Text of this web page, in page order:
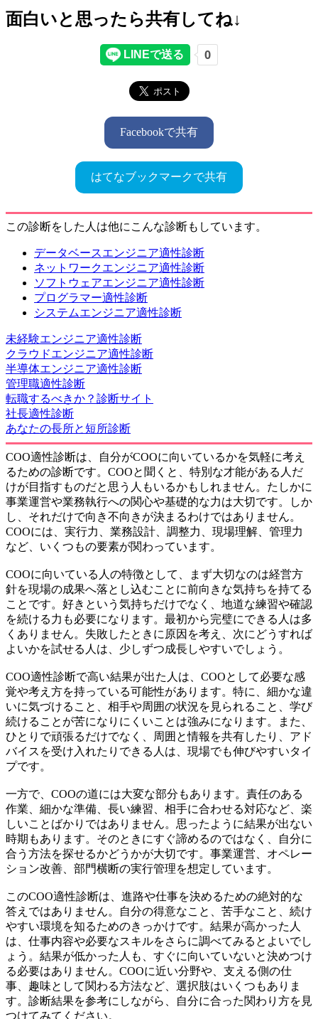
面白いと思ったら共有してね↓
Facebookで共有
はてなブックマークで共有
この診断をした人は他にこんな診断もしています。
データベースエンジニア適性診断
ネットワークエンジニア適性診断
ソフトウェアエンジニア適性診断
プログラマー適性診断
システムエンジニア適性診断
未経験エンジニア適性診断
クラウドエンジニア適性診断
半導体エンジニア適性診断
管理職適性診断
転職するべきか？診断サイト
社長適性診断
あなたの長所と短所診断
COO適性診断は、自分がCOOに向いているかを気軽に考え
るための診断です。COOと聞くと、特別な才能がある人だ
けが目指すものだと思う人もいるかもしれません。たしかに
事業運営や業務執行への関心や基礎的な力は大切です。しか
し、それだけで向き不向きが決まるわけではありません。
COOには、実行力、業務設計、調整力、現場理解、管理力
など、いくつもの要素が関わっています。
COOに向いている人の特徴として、まず大切なのは経営方
針を現場の成果へ落とし込むことに前向きな気持ちを持てる
ことです。好きという気持ちだけでなく、地道な練習や確認
を続ける力も必要になります。最初から完璧にできる人は多
くありません。失敗したときに原因を考え、次にどうすれば
よいかを試せる人は、少しずつ成長しやすいでしょう。
COO適性診断で高い結果が出た人は、COOとして必要な感
覚や考え方を持っている可能性があります。特に、細かな違
いに気づけること、相手や周囲の状況を見られること、学び
続けることが苦になりにくいことは強みになります。また、
ひとりで頑張るだけでなく、周囲と情報を共有したり、アド
バイスを受け入れたりできる人は、現場でも伸びやすいタイ
プです。
一方で、COOの道には大変な部分もあります。責任のある
作業、細かな準備、長い練習、相手に合わせる対応など、楽
しいことばかりではありません。思ったように結果が出ない
時期もあります。そのときにすぐ諦めるのではなく、自分に
合う方法を探せるかどうかが大切です。事業運営、オペレー
ション改善、部門横断の実行管理を想定しています。
このCOO適性診断は、進路や仕事を決めるための絶対的な
答えではありません。自分の得意なこと、苦手なこと、続け
やすい環境を知るためのきっかけです。結果が高かった人
は、仕事内容や必要なスキルをさらに調べてみるとよいでし
ょう。結果が低かった人も、すぐに向いていないと決めつけ
る必要はありません。COOに近い分野や、支える側の仕
事、趣味として関わる方法など、選択肢はいくつもありま
す。診断結果を参考にしながら、自分に合った関わり方を見
つけてみてください。